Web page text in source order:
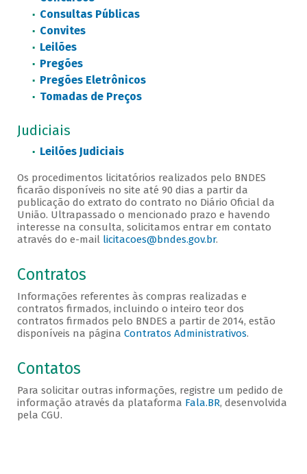
Consultas Públicas
Convites
Leilões
Pregões
Pregões Eletrônicos
Tomadas de Preços
Judiciais
Leilões Judiciais
Os procedimentos licitatórios realizados pelo BNDES
ficarão disponíveis no site até 90 dias a partir da
publicação do extrato do contrato no Diário Oficial da
União. Ultrapassado o mencionado prazo e havendo
interesse na consulta, solicitamos entrar em contato
através do e-mail licitacoes@bndes.gov.br.
Contratos
Informações referentes às compras realizadas e
contratos firmados, incluindo o inteiro teor dos
contratos firmados pelo BNDES a partir de 2014, estão
disponíveis na página Contratos Administrativos.
Contatos
Para solicitar outras informações, registre um pedido de
informação através da plataforma Fala.BR, desenvolvida
pela CGU.